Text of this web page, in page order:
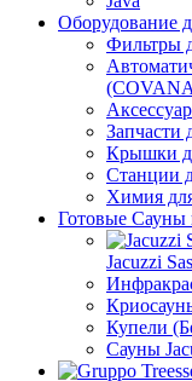
Оборудование
Фильтры
Запчасти
Крышки
Станции
Химия
Готовые
Jacuzzi
Купели
Сауны